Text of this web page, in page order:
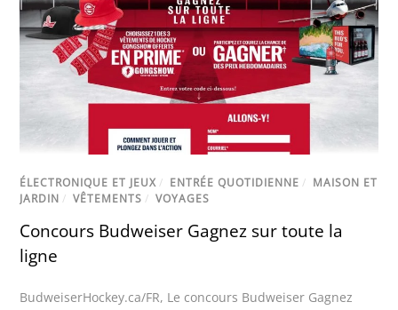
ÉLECTRONIQUE ET JEUX / ENTRÉE QUOTIDIENNE / MAISON ET
JARDIN / VÊTEMENTS / VOYAGES
Concours Budweiser Gagnez sur toute la
ligne
BudweiserHockey.ca/FR, Le concours Budweiser Gagnez